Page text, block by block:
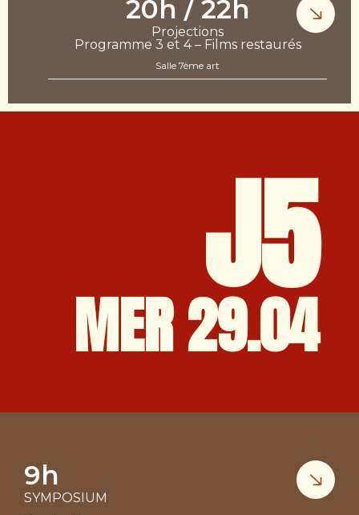
20h / 22h
Projections
Programme 3 et 4 – Films restaurés
Salle 7ème art
9h
SYMPOSIUM
J5
MER 29.04